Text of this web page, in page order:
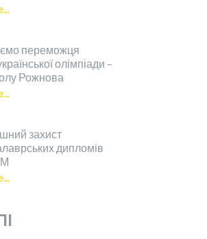
переможця
олімпіади –
Рожнова
захист
дипломів